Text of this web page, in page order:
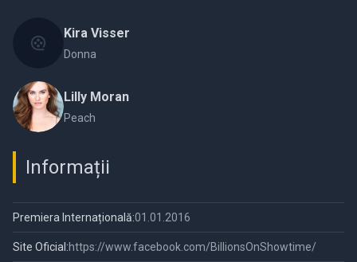
Kira Visser
Donna
Lilly Moran
Peach
Informații
Premiera Internațională:01.01.2016
Site Oficial:https://www.facebook.com/BillionsOnShowtime/